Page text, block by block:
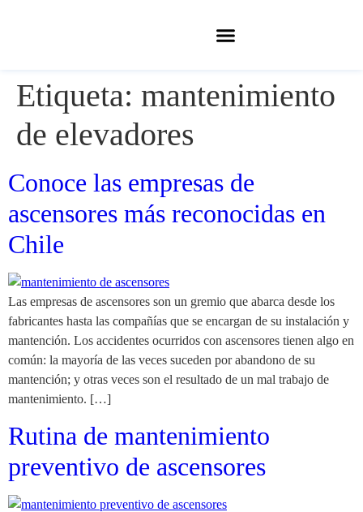
Etiqueta: mantenimiento
de elevadores
Conoce las empresas de
ascensores más reconocidas en
Chile
Las empresas de ascensores son un gremio que abarca desde los
fabricantes hasta las compañías que se encargan de su instalación y
mantención. Los accidentes ocurridos con ascensores tienen algo en
común: la mayoría de las veces suceden por abandono de su
mantención; y otras veces son el resultado de un mal trabajo de
mantenimiento. […]
Rutina de mantenimiento
preventivo de ascensores